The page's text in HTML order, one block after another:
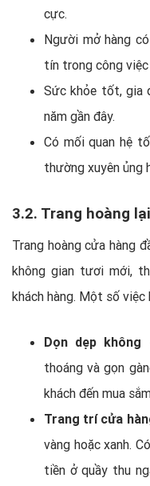
cực.
Người mở hàng
tín trong công
Sức khỏe tốt, gia
năm gần đây.
Có mối quan hệ
thường xuyên ủng
3.2. Trang hoàng
Trang hoàng cửa hàng
không gian tươi mới,
khách hàng. Một số
Dọn dẹp không
thoáng và gọn
khách đến mua
Trang trí cửa
vàng hoặc xanh.
tiền ở quầy thu